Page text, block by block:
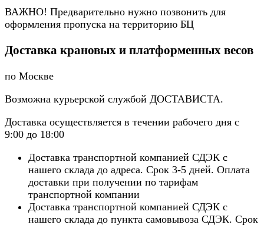
ВАЖНО! Предварительно нужно позвонить для
оформления пропуска на территорию БЦ
Доставка крановых и платформенных весов
по Москве
Возможна курьерской службой ДОСТАВИСТА.
Доставка осуществляется в течении рабочего дня с
9:00 до 18:00
Доставка транспортной компанией СДЭК с
нашего склада до адреса. Срок 3-5 дней. Оплата
доставки при получении по тарифам
транспортной компании
Доставка транспортной компанией СДЭК с
нашего склада до пункта самовывоза СДЭК. Срок